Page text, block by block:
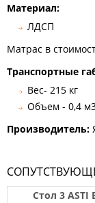
Материал:
ЛДСП
Матрас в
Транспортные
Вес- 215 кг
Объем - 0,4
Производитель:
Стол 3 ASTI